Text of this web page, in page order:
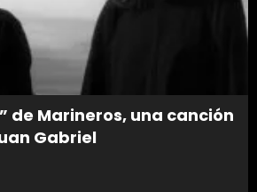
de Marineros, una canción
Gabriel